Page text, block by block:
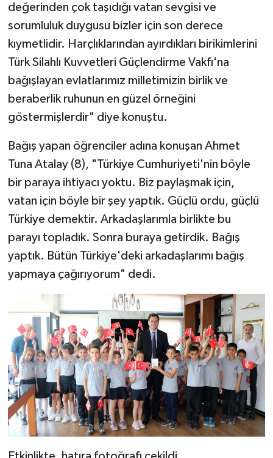
değerinden çok taşıdığı vatan sevgisi ve
sorumluluk duygusu bizler için son derece
kıymetlidir. Harçlıklarından ayırdıkları birikimlerini
Türk Silahlı Kuvvetleri Güçlendirme Vakfı'na
bağışlayan evlatlarımız milletimizin birlik ve
beraberlik ruhunun en güzel örneğini
göstermişlerdir" diye konuştu.
Bağış yapan öğrenciler adına konuşan Ahmet
Tuna Atalay (8), "Türkiye Cumhuriyeti'nin böyle
bir paraya ihtiyacı yoktu. Biz paylaşmak için,
vatan için böyle bir şey yaptık. Güçlü ordu, güçlü
Türkiye demektir. Arkadaşlarımla birlikte bu
parayı topladık. Sonra buraya getirdik. Bağış
yaptık. Bütün Türkiye'deki arkadaşlarımı bağış
yapmaya çağırıyorum" dedi.